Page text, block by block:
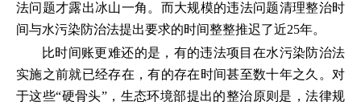
法问题才露出冰山一角。而大规模的违法问题清理整治时
间与水污染防治法提出要求的时间整整推迟了近25年。
比时间账更难还的是，有的违法项目在水污染防治法
实施之前就已经存在，有的存在时间甚至数十年之久。对
于这些“硬骨头”，生态环境部提出的整治原则是，法律规